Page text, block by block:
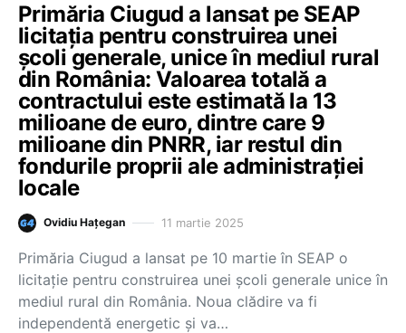
Primăria Ciugud a lansat pe SEAP
licitația pentru construirea unei
școli generale, unice în mediul rural
din România: Valoarea totală a
contractului este estimată la 13
milioane de euro, dintre care 9
milioane din PNRR, iar restul din
fondurile proprii ale administrației
locale
Ovidiu Hațegan 11 martie 2025
Primăria Ciugud a lansat pe 10 martie în SEAP o
licitație pentru construirea unei școli generale unice în
mediul rural din România. Noua clădire va fi
independentă energetic şi va…